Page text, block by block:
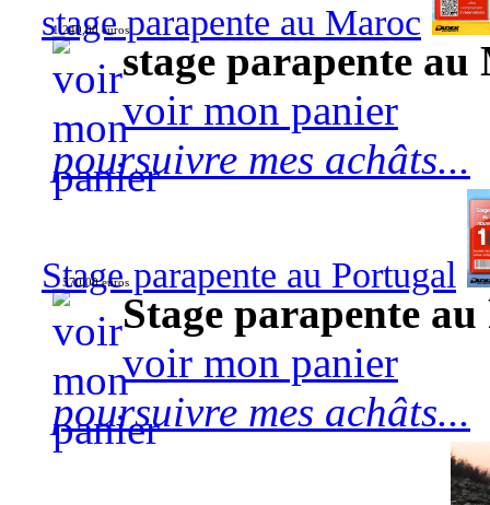
stage parapente au Maroc
1 240,00 euros
stage parapente au
voir mon panier
poursuivre mes achâts...
Stage parapente au Portugal
570,00 euros
Stage parapente
voir mon panier
poursuivre mes achâts...